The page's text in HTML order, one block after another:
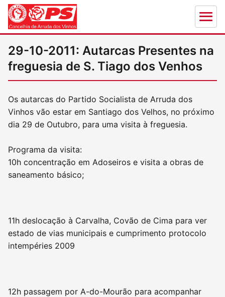
29-10-2011: Autarcas Presentes na
freguesia de S. Tiago dos Venhos
Os autarcas do Partido Socialista de Arruda dos
Vinhos vão estar em Santiago dos Velhos, no próximo
dia 29 de Outubro, para uma visita à freguesia.
Programa da visita:
10h concentração em Adoseiros e visita a obras de
saneamento básico;
11h deslocação à Carvalha, Covão de Cima para ver
estado de vias municipais e cumprimento protocolo
intempéries 2009
12h passagem por A-do-Mourão para acompanhar